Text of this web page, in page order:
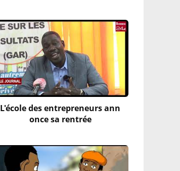
L'école des entrepreneurs ann
once sa rentrée